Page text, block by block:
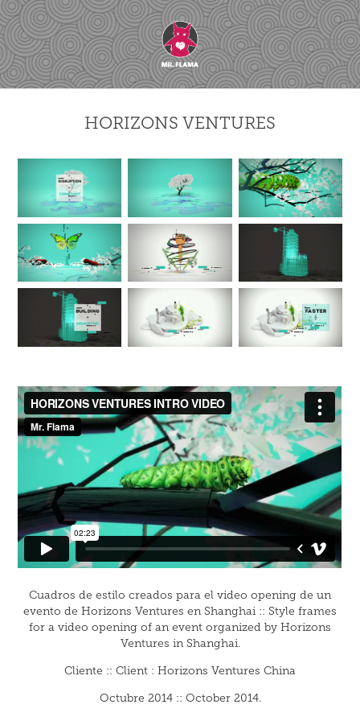
HORIZONS VENTURES
Cuadros de estilo creados para el video opening de un
evento de Horizons Ventures en Shanghai :: Style frames
for a video opening of an event organized by Horizons
Ventures in Shanghai.
Cliente :: Client : Horizons Ventures China
Octubre 2014 :: October 2014.